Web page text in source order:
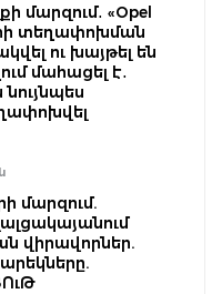
մարզում․ «Opel
տեղափոխման
ու խայթել են
մահացել է․
մարզում.
վիրավորներ.